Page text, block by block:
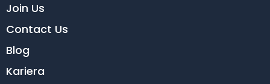
Join Us
Contact Us
Blog
Kariera